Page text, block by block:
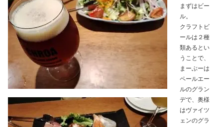
まずはビー
ル。
クラフトビ
ールは２種
類あるとい
うことで、
まーぶーは
ペールエー
ルのグラン
デで、奥様
はヴァイツ
ェンのグラ